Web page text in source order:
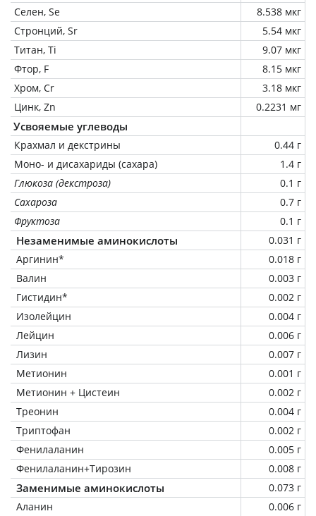
Селен, Se
8.538 мкг
Стронций, Sr
5.54 мкг
Титан, Ti
9.07 мкг
Фтор, F
8.15 мкг
Хром, Cr
3.18 мкг
Цинк, Zn
0.2231 мг
Усвояемые углеводы
Крахмал и декстрины
0.44 г
Моно- и дисахариды (сахара)
1.4 г
Глюкоза (декстроза)
0.1 г
Сахароза
0.7 г
Фруктоза
0.1 г
Незаменимые аминокислоты
0.031 г
Аргинин*
0.018 г
Валин
0.003 г
Гистидин*
0.002 г
Изолейцин
0.004 г
Лейцин
0.006 г
Лизин
0.007 г
Метионин
0.001 г
Метионин + Цистеин
0.002 г
Треонин
0.004 г
Триптофан
0.002 г
Фенилаланин
0.005 г
Фенилаланин+Тирозин
0.008 г
Заменимые аминокислоты
0.073 г
Аланин
0.006 г